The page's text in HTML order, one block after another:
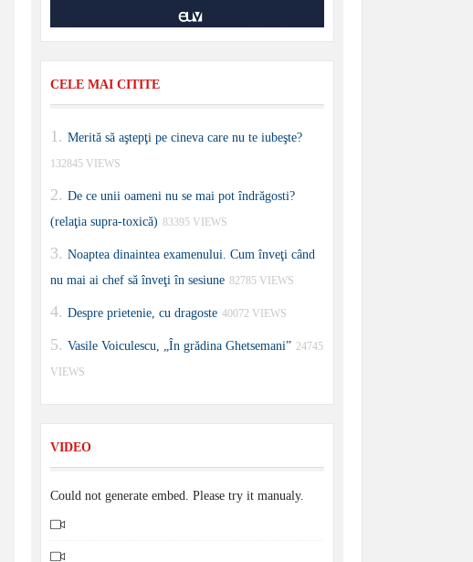
CELE MAI CITITE
Merită să aştepţi pe cineva care nu te iubeşte?
132845 VIEWS
De ce unii oameni nu se mai pot îndrăgosti?
(relaţia supra-toxică) 83395 VIEWS
Noaptea dinaintea examenului. Cum înveţi când
nu mai ai chef să înveţi în sesiune 82785 VIEWS
Despre prietenie, cu dragoste 40072 VIEWS
Vasile Voiculescu, „În grădina Ghetsemani” 24745
VIEWS
VIDEO
Could not generate embed. Please try it manualy.